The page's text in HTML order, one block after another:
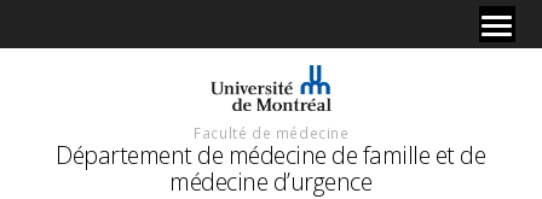
Faculté de médecine
Département de médecine de famille et de
médecine d’urgence